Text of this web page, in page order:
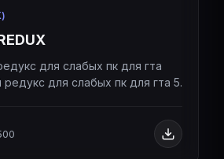
для слабых пк для гта
для слабых пк для гта 5.